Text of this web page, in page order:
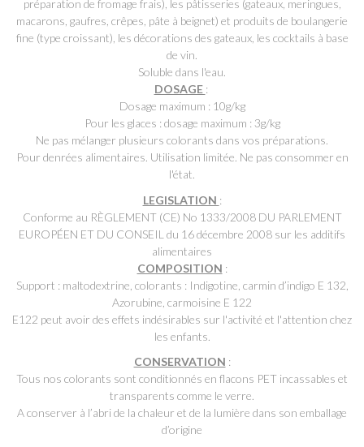
préparation de fromage frais), les pâtisseries (gateaux, meringues,
macarons, gaufres, crêpes, pâte à beignet) et produits de boulangerie
fine (type croissant), les décorations des gateaux, les cocktails à base
de vin.
Soluble dans l'eau.
DOSAGE :
Dosage maximum : 10g/kg
Pour les glaces : dosage maximum : 3g/kg
Ne pas mélanger plusieurs colorants dans vos préparations.
Pour denrées alimentaires. Utilisation limitée. Ne pas consommer en
l'état.
LEGISLATION :
Conforme au RÈGLEMENT (CE) No 1333/2008 DU PARLEMENT
EUROPÉEN ET DU CONSEIL du 16 décembre 2008 sur les additifs
alimentaires
COMPOSITION :
Support : maltodextrine, colorants : Indigotine, carmin d’indigo E 132,
Azorubine, carmoisine E 122
E122 peut avoir des effets indésirables sur l'activité et l'attention chez
les enfants.
CONSERVATION :
Tous nos colorants sont conditionnés en flacons PET incassables et
transparents comme le verre.
A conserver à l’abri de la chaleur et de la lumière dans son emballage
d’origine